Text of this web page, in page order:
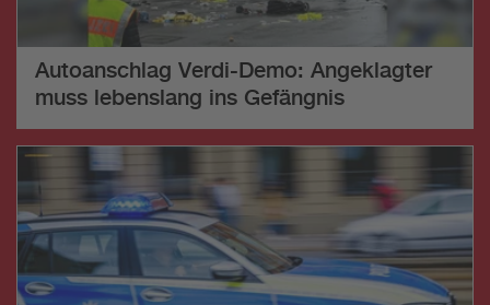
Autoanschlag Verdi-Demo: Angeklagter
muss lebenslang ins Gefängnis